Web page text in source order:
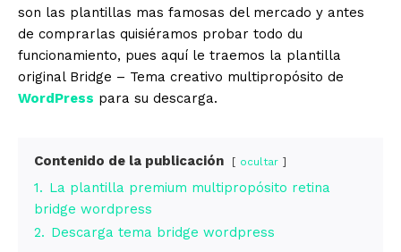
son las plantillas mas famosas del mercado y antes
de comprarlas quisiéramos probar todo du
funcionamiento, pues aquí le traemos la plantilla
original Bridge – Tema creativo multipropósito de
WordPress para su descarga.
Contenido de la publicación ocultar
1. La plantilla premium multipropósito retina
bridge wordpress
2. Descarga tema bridge wordpress